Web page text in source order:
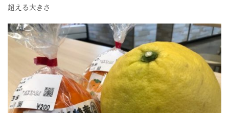
超える大きさ